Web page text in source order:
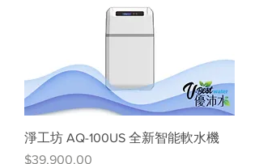
淨工坊 AQ-100US 全新智能軟水機
價格
$39,900.00